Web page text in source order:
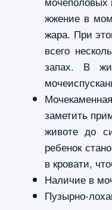
жжение в
жара. При
всего
запах. В
заметить
животе до
ребенок
в кровати,
Наличие в
Пузырно-